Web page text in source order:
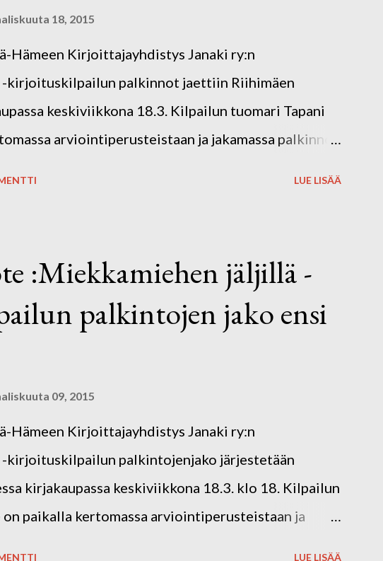
18, 2015
Hämeen Kirjoittajayhdistys Janaki ry:n
kirjoituskilpailun palkinnot jaettiin Riihimäen
keskiviikkona 18.3. Kilpailun tuomari Tapani
arviointiperusteistaan ja jakamassa palkinnot.
kolmen kärki erottui nopeasti. Niissä oli selvä
Muillakin oli toki ansionsa, Bagge totesi. -
hyvin kirjoitettua juttua putosi kolmen parhaan
vasta alkua jollekin pitemmälle, ehkä romaanille.
vaikeaselkoiseen ilmaisuun. Kärkikolmikossa
LUE LISÄÄ
:Miekkamiehen jäljillä -
palkintojen jako ensi
09, 2015
Hämeen Kirjoittajayhdistys Janaki ry:n
kirjoituskilpailun palkintojenjako järjestetään
kirjakaupassa keskiviikkona 18.3. klo 18. Kilpailun
on paikalla kertomassa arviointiperusteistaan ja
LUE LISÄÄ